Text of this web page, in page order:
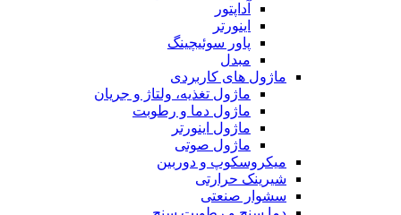
آداپتور
اینورتر
پاور سوئیچینگ
مبدل
ماژول های کاربردی
ماژول تغذیه، ولتاژ و جریان
ماژول دما و رطوبت
ماژول اینورتر
ماژول صوتی
میکروسکوپ و دوربین
شیرینک حرارتی
سشوار صنعتی